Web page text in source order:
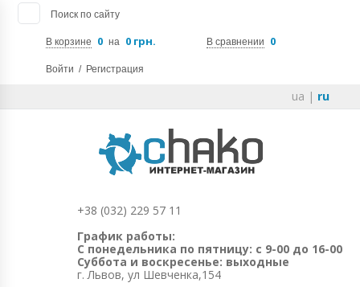
Поиск по сайту
В корзине 0 на 0 грн. В сравнении 0
Войти / Регистрация
ua | ru
+38 (032) 229 57 11
График работы:
С понедельника по пятницу: с 9-00 до 16-00
Суббота и воскресенье: выходные
г. Львов, ул Шевченка,154